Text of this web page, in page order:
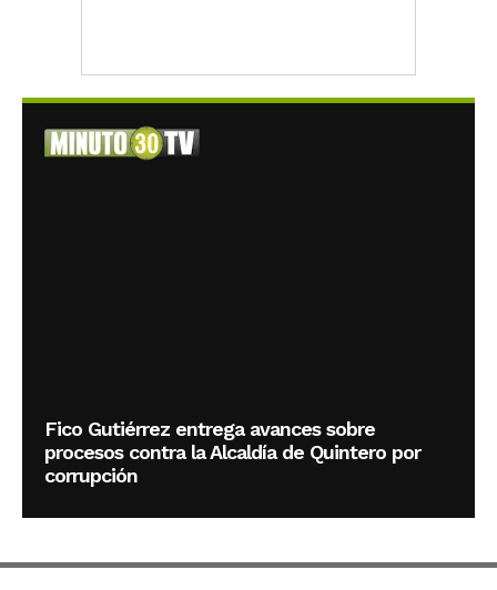
Fico Gutiérrez entrega avances sobre
procesos contra la Alcaldía de Quintero por
corrupción